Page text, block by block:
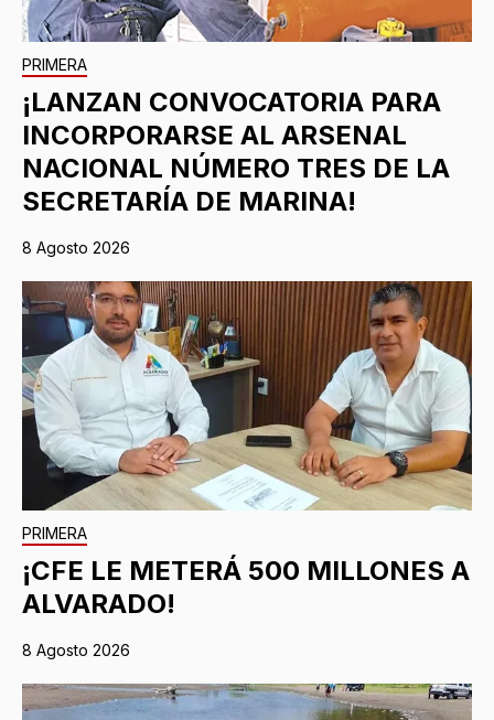
PRIMERA
¡LANZAN CONVOCATORIA PARA
INCORPORARSE AL ARSENAL
NACIONAL NÚMERO TRES DE LA
SECRETARÍA DE MARINA!
8 Agosto 2026
PRIMERA
¡CFE LE METERÁ 500 MILLONES A
ALVARADO!
8 Agosto 2026